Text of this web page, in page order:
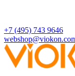
+7 (495) 743 9646